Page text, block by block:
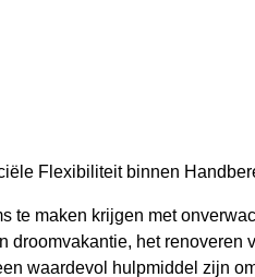
Flexibiliteit binnen
te maken krijgen met
droomvakantie, het renoveren
waardevol hulpmiddel zijn